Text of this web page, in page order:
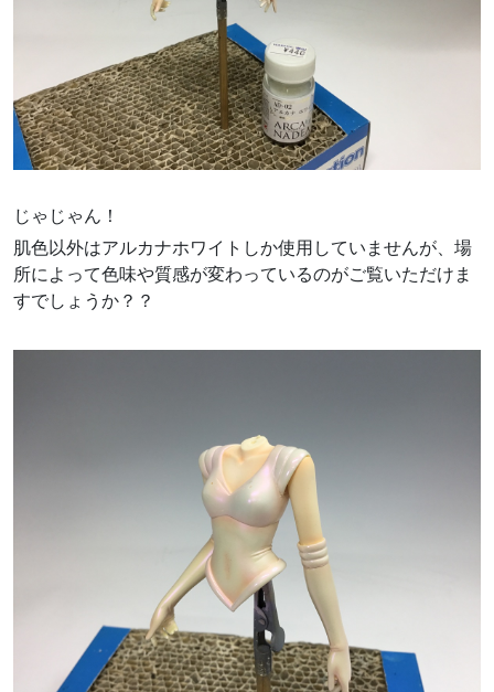
じゃじゃん！
肌色以外はアルカナホワイトしか使用していませんが、場
所によって色味や質感が変わっているのがご覧いただけま
すでしょうか？？